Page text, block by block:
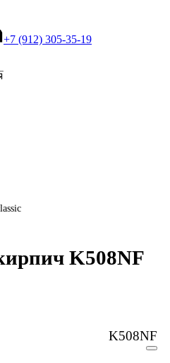
+7 (912) 305-35-19
K508NF
K508NF